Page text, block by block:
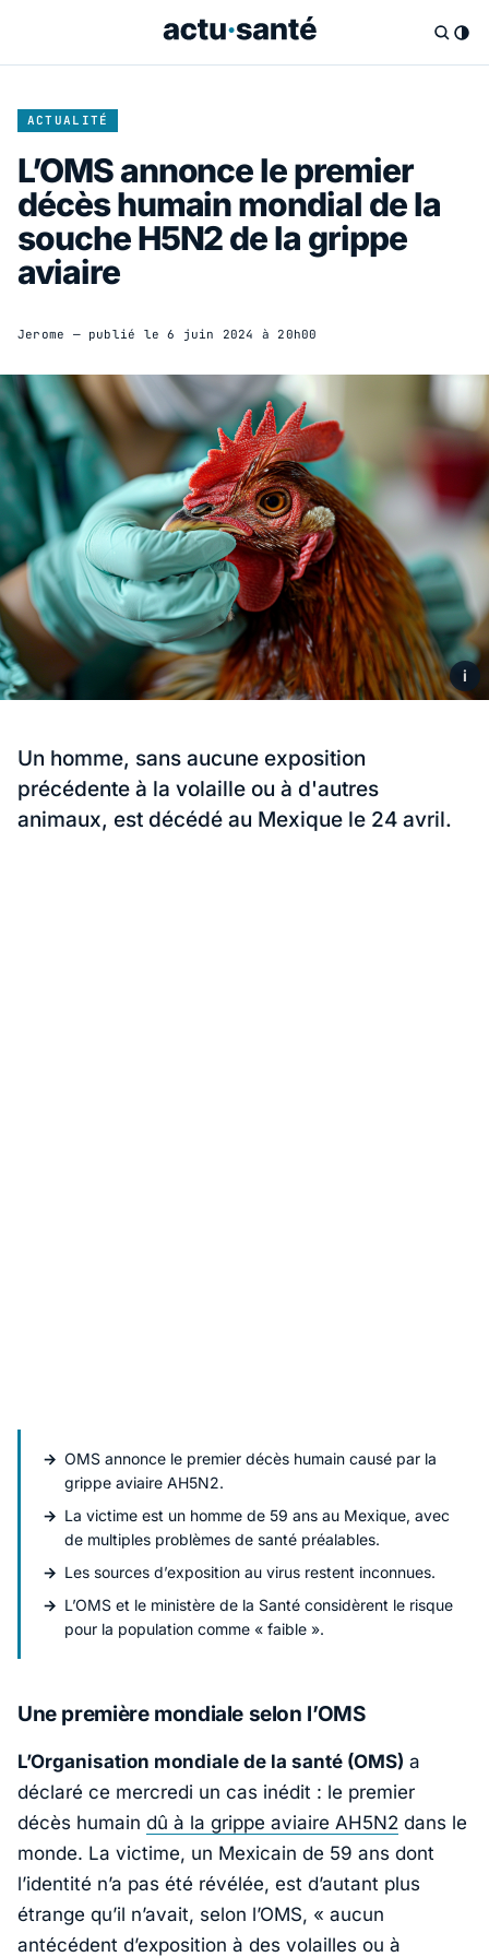
ACTUALITÉ
L’OMS annonce le premier
décès humain mondial de la
souche H5N2 de la grippe
aviaire
Jerome — publié le6 juin 2024 à 20h00
i
Un homme, sans aucune exposition
précédente à la volaille ou à d'autres
animaux, est décédé au Mexique le 24 avril.
OMS annonce le premier décès humain causé par la
grippe aviaire AH5N2.
La victime est un homme de 59 ans au Mexique, avec
de multiples problèmes de santé préalables.
Les sources d’exposition au virus restent inconnues.
L’OMS et le ministère de la Santé considèrent le risque
pour la population comme « faible ».
Une première mondiale selon l’OMS
L’Organisation mondiale de la santé (OMS) a
déclaré ce mercredi un cas inédit : le premier
décès humain dû à la grippe aviaire AH5N2 dans le
monde. La victime, un Mexicain de 59 ans dont
l’identité n’a pas été révélée, est d’autant plus
étrange qu’il n’avait, selon l’OMS, « aucun
antécédent d’exposition à des volailles ou à